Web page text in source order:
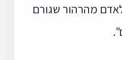
מהרהור שגורם